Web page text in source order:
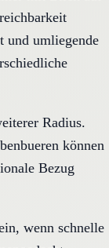
und umliegende
Radius.
können
Bezug
wenn schnelle